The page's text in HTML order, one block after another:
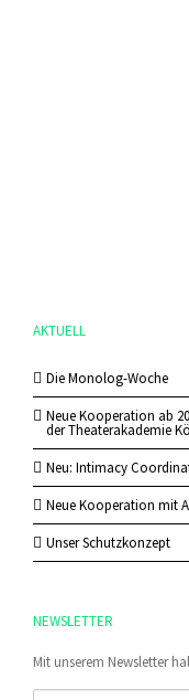
AKTUELL
Die Monolog-Woche
Neue Kooperation ab
der Theaterakademie
Neu: Intimacy
Neue Kooperation mit
Unser Schutzkonzept
NEWSLETTER
Mit unserem Newsletter